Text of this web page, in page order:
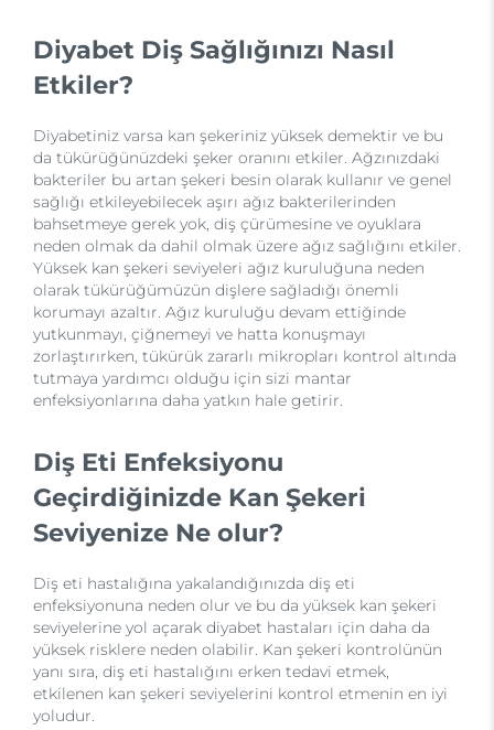
Diyabet Diş Sağlığınızı Nasıl
Etkiler?
Diyabetiniz varsa kan şekeriniz yüksek demektir ve bu
da tükürüğünüzdeki şeker oranını etkiler. Ağzınızdaki
bakteriler bu artan şekeri besin olarak kullanır ve genel
sağlığı etkileyebilecek aşırı ağız bakterilerinden
bahsetmeye gerek yok, diş çürümesine ve oyuklara
neden olmak da dahil olmak üzere ağız sağlığını etkiler.
Yüksek kan şekeri seviyeleri ağız kuruluğuna neden
olarak tükürüğümüzün dişlere sağladığı önemli
korumayı azaltır. Ağız kuruluğu devam ettiğinde
yutkunmayı, çiğnemeyi ve hatta konuşmayı
zorlaştırırken, tükürük zararlı mikropları kontrol altında
tutmaya yardımcı olduğu için sizi mantar
enfeksiyonlarına daha yatkın hale getirir.
Diş Eti Enfeksiyonu
Geçirdiğinizde Kan Şekeri
Seviyenize Ne olur?
Diş eti hastalığına yakalandığınızda diş eti
enfeksiyonuna neden olur ve bu da yüksek kan şekeri
seviyelerine yol açarak diyabet hastaları için daha da
yüksek risklere neden olabilir. Kan şekeri kontrolünün
yanı sıra, diş eti hastalığını erken tedavi etmek,
etkilenen kan şekeri seviyelerini kontrol etmenin en iyi
yoludur.